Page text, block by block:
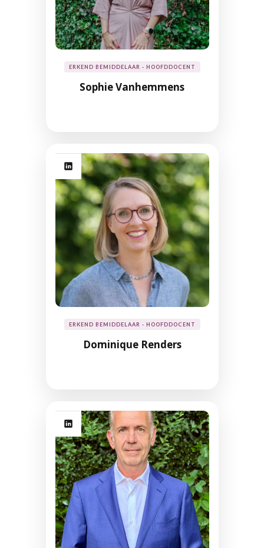
ERKEND BEMIDDELAAR - HOOFDDOCENT
Sophie Vanhemmens
ERKEND BEMIDDELAAR - HOOFDDOCENT
Dominique Renders